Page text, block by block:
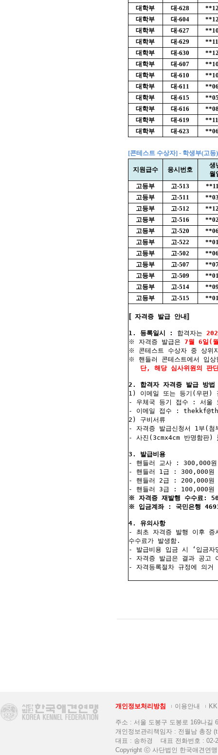
개인정보처리방침 이용안내
주소 : 서울 도봉구 도봉로 169나길
개인정보관리책임자 : 전월남 총장
대표 : 송하경 대표 전화번호 :
Copyright ⓒ 사단법인 한국애견연